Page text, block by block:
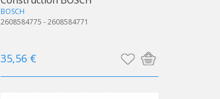
BOSCH
2608584775 - 2608584771
35,56 €